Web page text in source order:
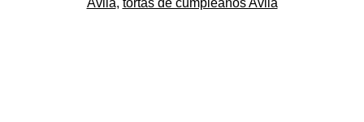
domicilio
Avila, tortas de cumpleaños Avila